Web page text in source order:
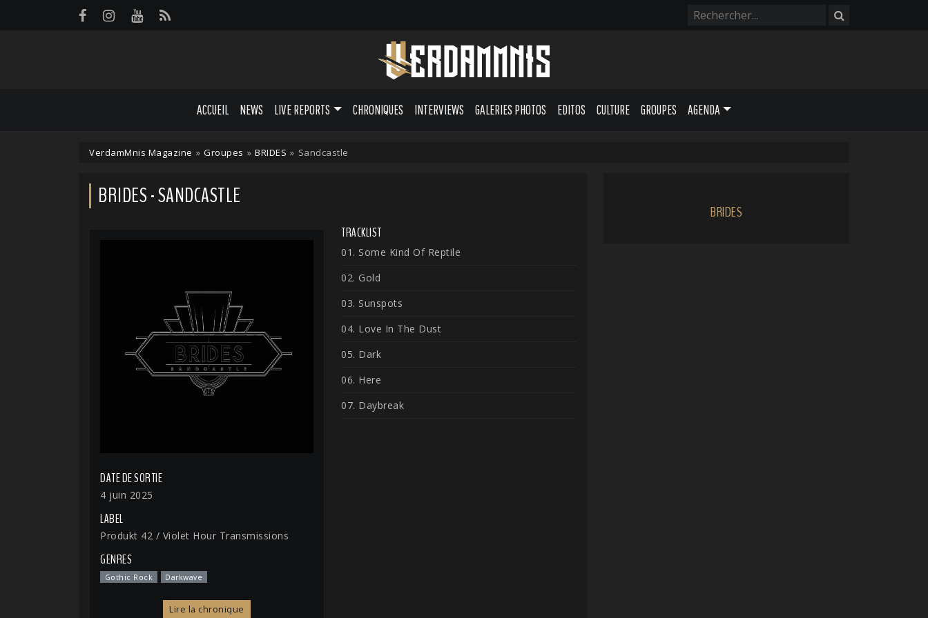
ACCUEIL NEWS LIVE REPORTS CHRONIQUES INTERVIEWS GALERIES PHOTOS EDITOS CULTURE GROUPES AGENDA
VerdamMnis Magazine » Groupes » BRIDES » Sandcastle
BRIDES - SANDCASTLE
DATE DE SORTIE
4 juin 2025
LABEL
Produkt 42 / Violet Hour Transmissions
GENRES
Gothic Rock Darkwave
Lire la chronique
TRACKLIST
01. Some Kind Of Reptile
02. Gold
03. Sunspots
04. Love In The Dust
05. Dark
06. Here
07. Daybreak
BRIDES
Panneau de gestion des cookies